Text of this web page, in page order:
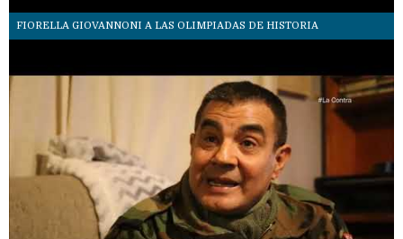
FIORELLA GIOVANNONI A LAS OLIMPIADAS DE HISTORIA